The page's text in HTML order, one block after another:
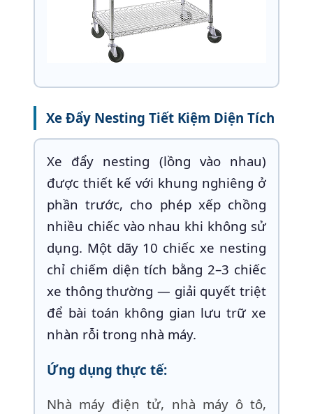
Xe Đẩy Nesting Tiết Kiệm Diện Tích
Xe đẩy nesting (lồng vào nhau)
được thiết kế với khung nghiêng ở
phần trước, cho phép xếp chồng
nhiều chiếc vào nhau khi không sử
dụng. Một dãy 10 chiếc xe nesting
chỉ chiếm diện tích bằng 2–3 chiếc
xe thông thường — giải quyết triệt
để bài toán không gian lưu trữ xe
nhàn rỗi trong nhà máy.
Ứng dụng thực tế:
Nhà máy điện tử, nhà máy ô tô,